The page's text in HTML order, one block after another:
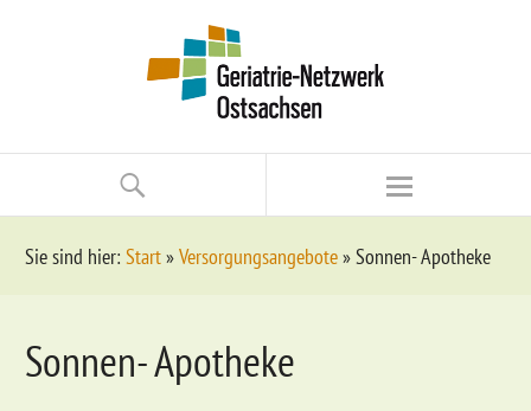
Sie sind hier: Start»Versorgungsangebote»Sonnen- Apotheke
Sonnen- Apotheke